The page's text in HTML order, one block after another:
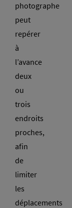
photographe
peut
repérer
à
l’avance
deux
ou
trois
endroits
proches,
afin
de
limiter
les
déplacements